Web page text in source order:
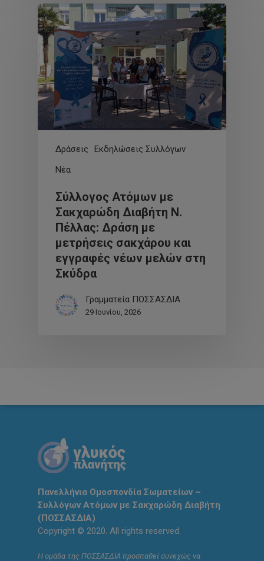
Δράσεις
Εκδηλώσεις Συλλόγων
Νέα
Σύλλογος Ατόμων με
Σακχαρώδη Διαβήτη Ν.
Πέλλας: Δράση με
μετρήσεις σακχάρου και
εγγραφές νέων μελών στη
Σκύδρα
Γραμματεία ΠΟΣΣΑΣΔΙΑ
29 Ιουνίου, 2026
Πανελλήνια Ομοσπονδία Σωματείων –
Συλλόγων Ατόμων με Σακχαρώδη Διαβήτη
(ΠΟΣΣΑΣΔΙΑ)
Copyright © 2020. All rights reserved.
Η ομάδα της ΠΟΣΣΑΣΔΙΑ προσπαθεί συνεχώς να